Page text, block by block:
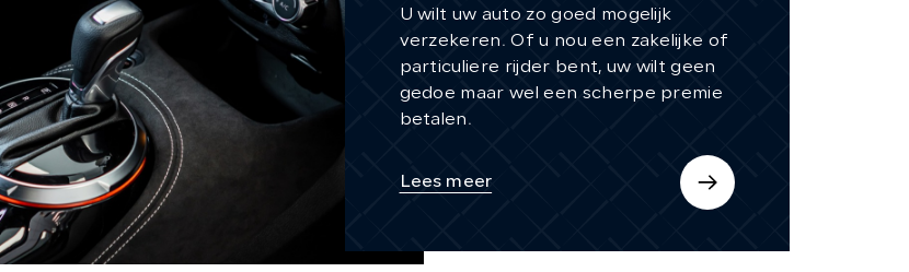
U wilt uw auto zo goed mogelijk
verzekeren. Of u nou een zakelijke of
particuliere rijder bent, uw wilt geen
gedoe maar wel een scherpe premie
betalen.
Lees meer